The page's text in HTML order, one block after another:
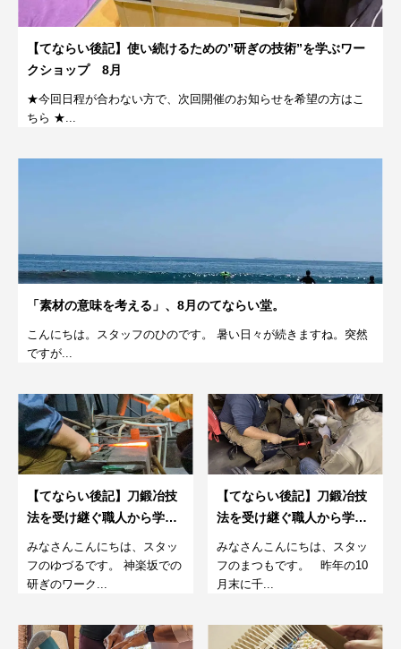
【てならい後記】使い続けるための”研ぎの技術”を学ぶワー
クショップ 8月
★今回日程が合わない方で、次回開催のお知らせを希望の方はこ
ちら ★...
「素材の意味を考える」、8月のてならい堂。
こんにちは。スタッフのひのです。 暑い日々が続きますね。突然
ですが...
【てならい後記】刀鍛冶技
法を受け継ぐ職人から学
ぶ、包丁作り 23/03/26
みなさんこんにちは、スタッ
フのゆづるです。 神楽坂での
研ぎのワーク...
【てならい後記】刀鍛冶技
法を受け継ぐ職人から学
ぶ、包丁作り2022/10/30
みなさんこんにちは、スタッ
フのまつもです。 昨年の10
月末に千...